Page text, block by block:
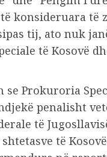
konsideruara
tij, ato nuk
të Kosovë
se Prokuroria
penalisht
të
të